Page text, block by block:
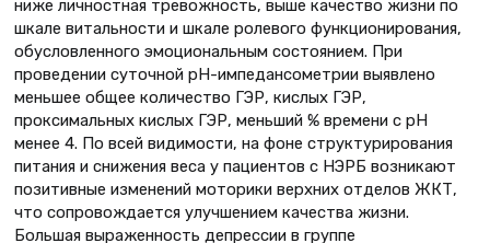
ниже личностная тревожность, выше качество жизни по
шкале витальности и шкале ролевого функционирования,
обусловленного эмоциональным состоянием. При
проведении суточной рН-импедансометрии выявлено
меньшее общее количество ГЭР, кислых ГЭР,
проксимальных кислых ГЭР, меньший % времени с рН
менее 4. По всей видимости, на фоне структурирования
питания и снижения веса у пациентов с НЭРБ возникают
позитивные изменений моторики верхних отделов ЖКТ,
что сопровождается улучшением качества жизни.
Большая выраженность депрессии в группе